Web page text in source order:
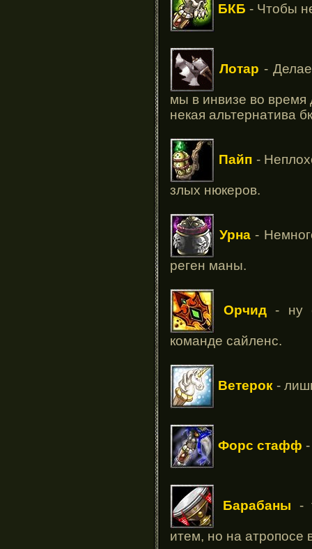
БКБ - Чтобы
Лотар -
мы в инвизе во время
некая альтернатива
Пайп-
злых нюкеров.
Урна-
реген маны.
Орчид- ну
команде сайленс.
Ветерок -
Форс стафф
Барабаны -
итем, но на атропосе